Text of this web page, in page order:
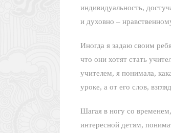
индивидуальность,
и духовно –
Иногда я задаю своим
что они хотят стать
учителем, я понимала,
уроке, а от его слов,
Шагая в ногу со
интересной детям,